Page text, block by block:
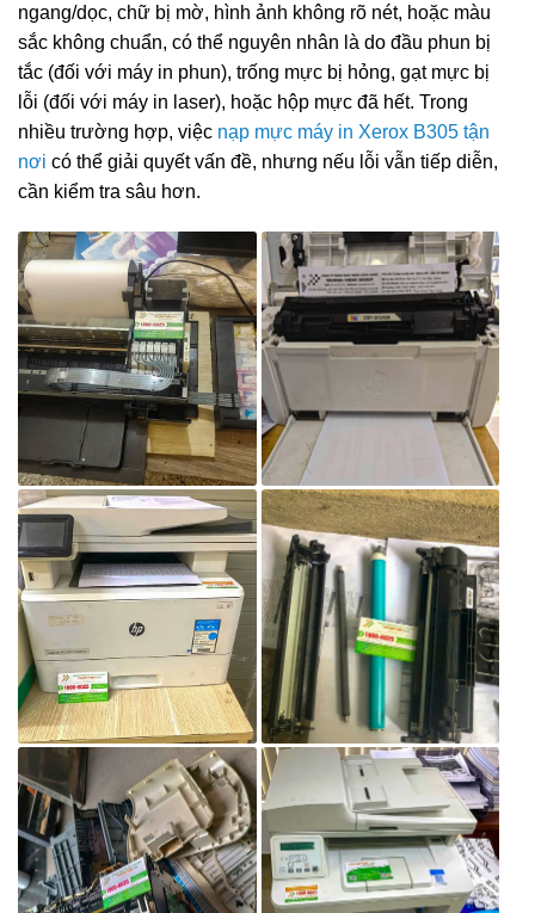
ngang/dọc, chữ bị mờ, hình ảnh không rõ nét, hoặc màu
sắc không chuẩn, có thể nguyên nhân là do đầu phun bị
tắc (đối với máy in phun), trống mực bị hỏng, gạt mực bị
lỗi (đối với máy in laser), hoặc hộp mực đã hết. Trong
nhiều trường hợp, việc nạp mực máy in Xerox B305 tận
nơi có thể giải quyết vấn đề, nhưng nếu lỗi vẫn tiếp diễn,
cần kiểm tra sâu hơn.